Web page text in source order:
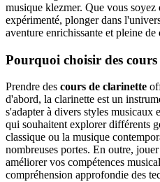
musique klezmer. Que vous soyez
expérimenté, plonger dans
aventure enrichissante et pleine de
Pourquoi choisir des
Prendre des cours de clarinette
d'abord, la clarinette est un
s'adapter à divers styles
qui souhaitent explorer différents
classique ou la musique
nombreuses portes. En outre,
améliorer vos compétences
compréhension approfondie des